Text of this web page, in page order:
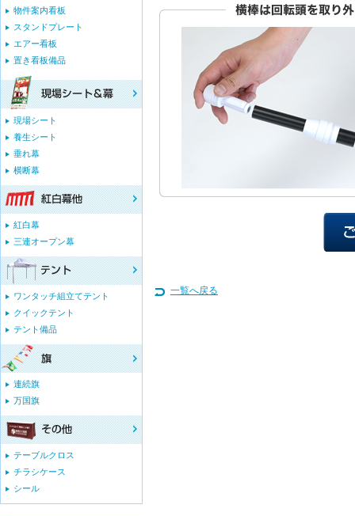
一覧へ戻る
物件案内看板
スタンドプレート
エアー看板
置き看板備品
現場シート
養生シート
垂れ幕
横断幕
紅白幕
三連オープン幕
ワンタッチ組立てテント
クイックテント
テント備品
連続旗
万国旗
テーブルクロス
チラシケース
シール